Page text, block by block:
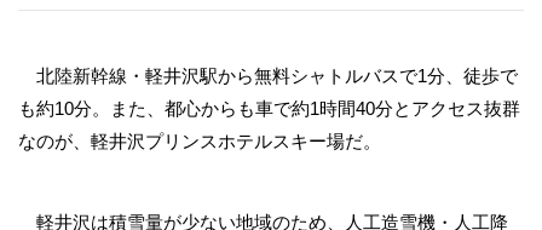
北陸新幹線・軽井沢駅から無料シャトルバスで1分、徒歩で
も約10分。また、都心からも車で約1時間40分とアクセス抜群
なのが、軽井沢プリンスホテルスキー場だ。
軽井沢は積雪量が少ない地域のため、人工造雪機・人工降